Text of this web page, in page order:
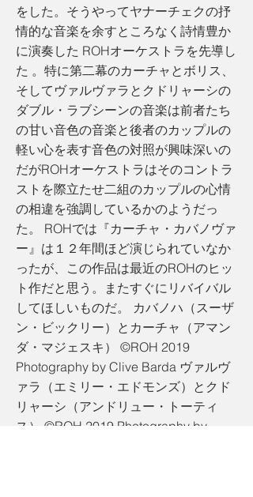
をした。そうやってヤナーチェクの抒
情的な音楽を余すところなく詩情豊か
に演奏した ROHオーケストラを先導し
た 。特に第二幕のカーチャとボリス、
そしてヴァルヴァラとクドリャーシの
ダブル・ラブシーンの音楽は前者たち
の甘い音色の音楽と後者のカップルの
軽い心を表す音色の対照が興味深いの
だがROHオーケストラはそのコントラ
ストを際立たせ二組のカップルの心情
の相違を強調しているかのようだっ
た。 ROHでは『カーチャ・カバノヴァ
ー』は１２年間ほど演じられていなか
ったが、この作品は最近のROHのヒッ
ト作だと思う。またすぐにリバイバル
してほしいものだ。 カバノハ（スーザ
ン・ビックリー）とカーチャ（アマン
ダ・マジェスキ） ©ROH 2019
Photography by Clive Barda ヴァルヴ
ァラ（エミリー・エドモンズ）とクド
リャーシ（アンドリュー・トーティ
ス） ©ROH 2019 Photography by